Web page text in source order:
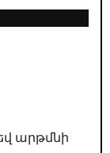
արթմնի